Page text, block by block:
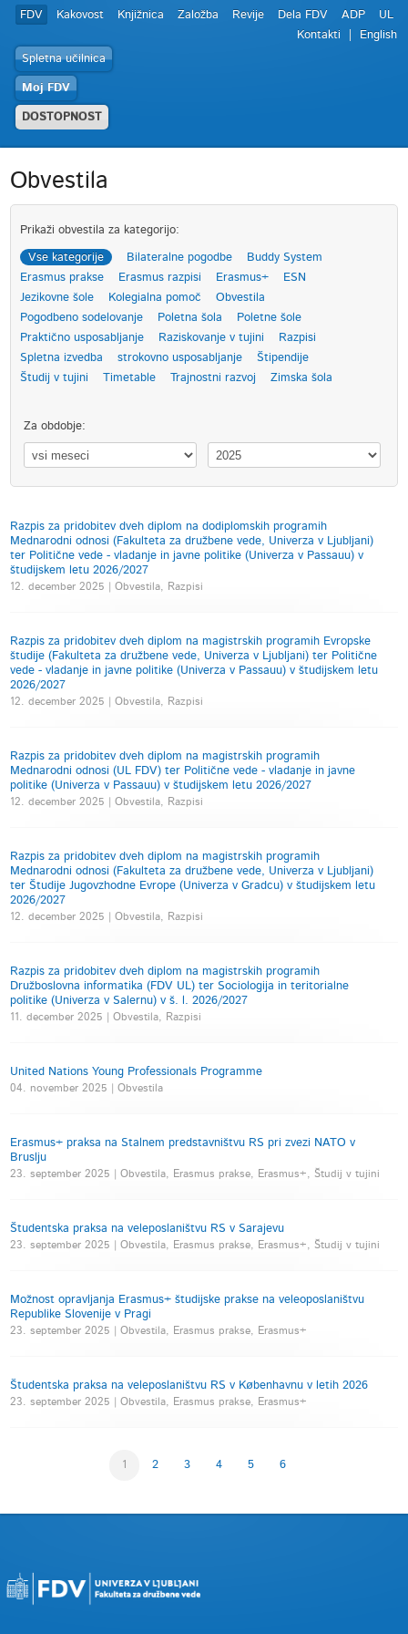
FDV Kakovost Knjižnica Založba Revije Dela FDV ADP
UL
Kontakti
English
Spletna učilnica
Moj FDV
DOSTOPNOST
Obvestila
Prikaži obvestila za kategorijo:
Vse kategorije Bilateralne pogodbe
Buddy System
Erasmus prakse
Erasmus razpisi Erasmus+
ESN
Jezikovne šole
Kolegialna pomoč
Obvestila
Pogodbeno sodelovanje
Poletna šola
Poletne šole
Praktično usposabljanje
Raziskovanje v tujini
Razpisi
Spletna izvedba
strokovno usposabljanje
Štipendije
Študij v tujini
Timetable Trajnostni razvoj Zimska šola
Za obdobje:
Razpis za pridobitev dveh diplom na dodiplomskih programih
Mednarodni odnosi (Fakulteta za družbene vede, Univerza v Ljubljani)
ter Politične vede - vladanje in javne politike (Univerza v Passauu) v
študijskem letu 2026/2027
12. december 2025 | Obvestila, Razpisi
Razpis za pridobitev dveh diplom na magistrskih programih Evropske
študije (Fakulteta za družbene vede, Univerza v Ljubljani) ter Politične
vede - vladanje in javne politike (Univerza v Passauu) v študijskem letu
2026/2027
12. december 2025 | Obvestila, Razpisi
Razpis za pridobitev dveh diplom na magistrskih programih
Mednarodni odnosi (UL FDV) ter Politične vede - vladanje in javne
politike (Univerza v Passauu) v študijskem letu 2026/2027
12. december 2025 | Obvestila, Razpisi
Razpis za pridobitev dveh diplom na magistrskih programih
Mednarodni odnosi (Fakulteta za družbene vede, Univerza v Ljubljani)
ter Študije Jugovzhodne Evrope (Univerza v Gradcu) v študijskem letu
2026/2027
12. december 2025 | Obvestila, Razpisi
Razpis za pridobitev dveh diplom na magistrskih programih
Družboslovna informatika (FDV UL) ter Sociologija in teritorialne
politike (Univerza v Salernu) v š. l. 2026/2027
11. december 2025 | Obvestila, Razpisi
United Nations Young Professionals Programme
04. november 2025 | Obvestila
Erasmus+ praksa na Stalnem predstavništvu RS pri zvezi NATO v
Bruslju
23. september 2025 | Obvestila, Erasmus prakse, Erasmus+, Študij v tujini
Študentska praksa na veleposlaništvu RS v Sarajevu
23. september 2025 | Obvestila, Erasmus prakse, Erasmus+, Študij v tujini
Možnost opravljanja Erasmus+ študijske prakse na veleoposlaništvu
Republike Slovenije v Pragi
23. september 2025 | Obvestila, Erasmus prakse, Erasmus+
Študentska praksa na veleposlaništvu RS v Københavnu v letih 2026
23. september 2025 | Obvestila, Erasmus prakse, Erasmus+
1 2 3 4 5 6